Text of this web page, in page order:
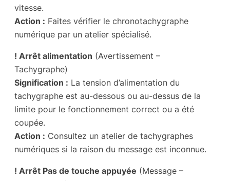
vitesse.
Action : Faites vérifier le chronotachygraphe
numérique par un atelier spécialisé.
! Arrêt alimentation (Avertissement –
Tachygraphe)
Signification : La tension d’alimentation du
tachygraphe est au-dessous ou au-dessus de la
limite pour le fonctionnement correct ou a été
coupée.
Action : Consultez un atelier de tachygraphes
numériques si la raison du message est inconnue.
! Arrêt Pas de touche appuyée (Message –